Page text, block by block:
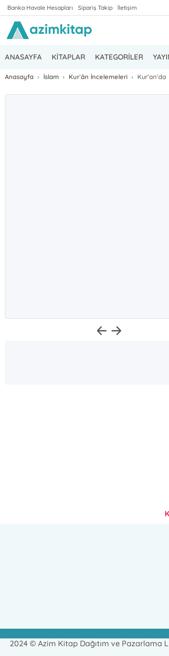
Banka Havale Hesapları Sipariş Takip İletişim
ANASAYFA KİTAPLAR KATEGORİLER
Anasayfa İslam Kur`ân İncelemeleri Kur'an'da
2024 © Azim Kitap Dağıtım ve Pazarlama